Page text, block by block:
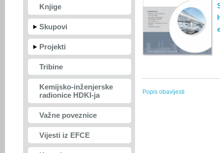
Knjige
Skupovi
Projekti
Tribine
Kemijsko-inženjerske
radionice HDKI-ja
Važne poveznice
Vijesti iz EFCE
Popis obavijesti